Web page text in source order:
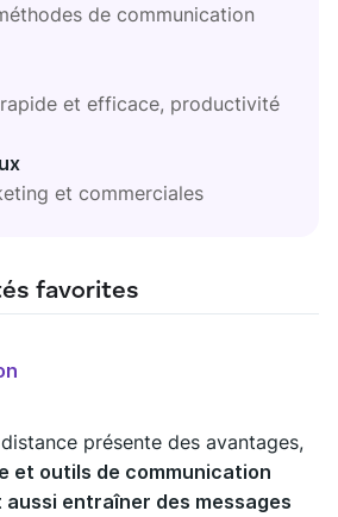
de communication
et efficace, productivité
et commerciales
favorites
présente des avantages,
et outils de communication
entraîner des messages